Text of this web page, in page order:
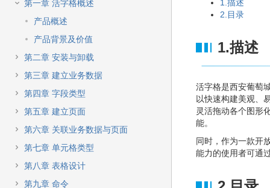
第一章 活字格概述
产品概述
产品背景及价值
第二章 安装与卸载
第三章 建立业务数据
第四章 字段类型
第五章 建立页面
第六章 关联业务数据与页面
第七章 单元格类型
第八章 表格设计
第九章 命令
1.描述
2.目录
1.描述
活字格是西安葡萄
以快速构建美观、
灵活拖动各个图形
能。
同时，作为一款开
能力的使用者可通